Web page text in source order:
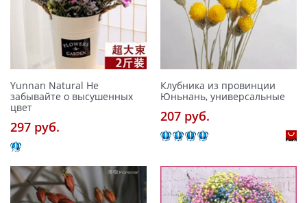
Yunnan Natural Не
забывайте о высушенных
цвет
297 pуб.
Клубника из провинции
Юньнань, универсальные
207 pуб.